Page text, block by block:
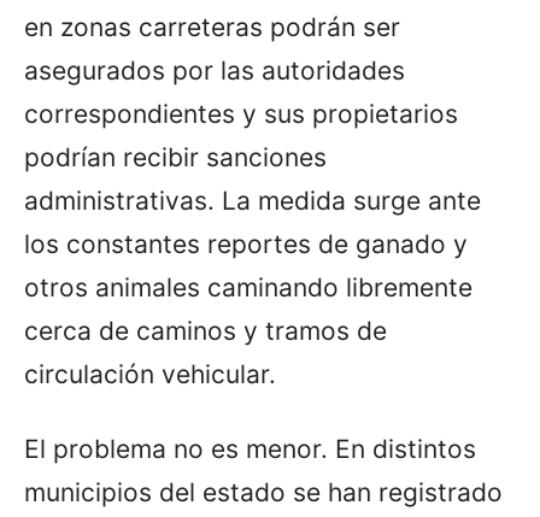
en zonas carreteras podrán ser
asegurados por las autoridades
correspondientes y sus propietarios
podrían recibir sanciones
administrativas. La medida surge ante
los constantes reportes de ganado y
otros animales caminando libremente
cerca de caminos y tramos de
circulación vehicular.
El problema no es menor. En distintos
municipios del estado se han registrado